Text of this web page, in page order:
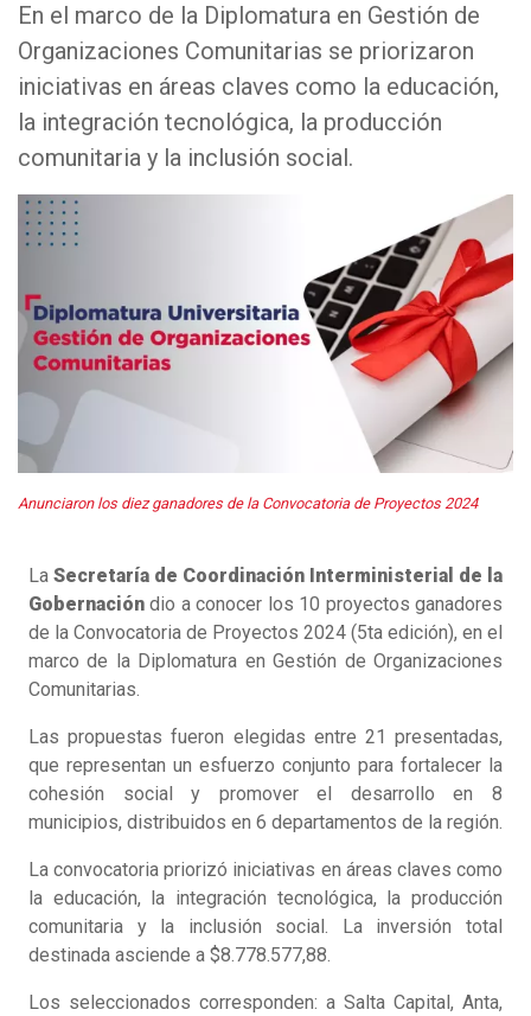
En el marco de la Diplomatura en Gestión de
Organizaciones Comunitarias se priorizaron
iniciativas en áreas claves como la educación,
la integración tecnológica, la producción
comunitaria y la inclusión social.
Anunciaron los diez ganadores de la Convocatoria de Proyectos 2024
La Secretaría de Coordinación Interministerial de la
Gobernación dio a conocer los 10 proyectos ganadores
de la Convocatoria de Proyectos 2024 (5ta edición), en el
marco de la Diplomatura en Gestión de Organizaciones
Comunitarias.
Las propuestas fueron elegidas entre 21 presentadas,
que representan un esfuerzo conjunto para fortalecer la
cohesión social y promover el desarrollo en 8
municipios, distribuidos en 6 departamentos de la región.
La convocatoria priorizó iniciativas en áreas claves como
la educación, la integración tecnológica, la producción
comunitaria y la inclusión social. La inversión total
destinada asciende a $8.778.577,88.
Los seleccionados corresponden: a Salta Capital, Anta,